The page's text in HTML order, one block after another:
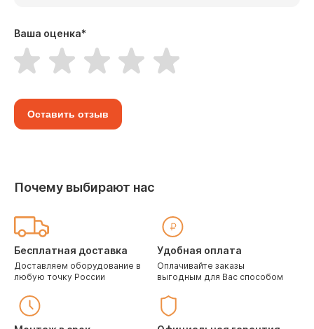
Ваша оценка*
Оставить отзыв
Почему выбирают нас
Бесплатная доставка
Доставляем оборудование в
любую точку России
Удобная оплата
Оплачивайте заказы
выгодным для Вас способом